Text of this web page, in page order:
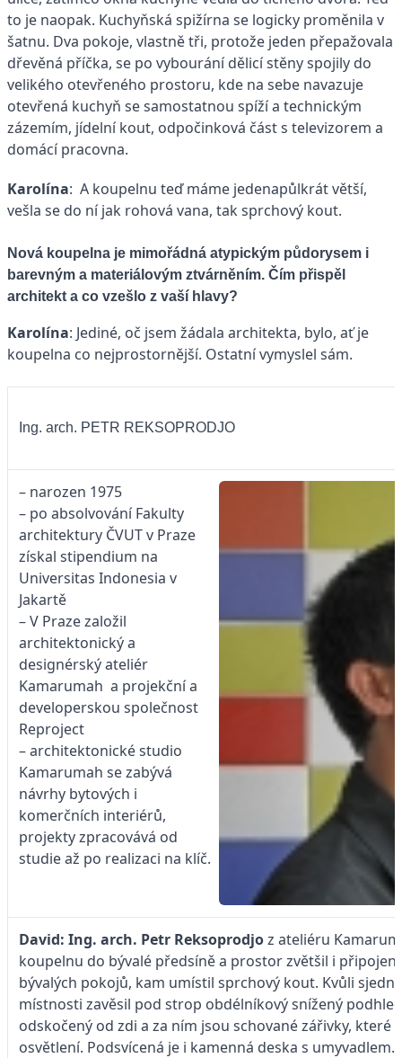
to je naopak. Kuchyňská spižírna se logicky proměnila v
šatnu. Dva pokoje, vlastně tři, protože jeden přepažovala
dřevěná příčka, se po vybourání dělicí stěny spojily do
velikého otevřeného prostoru, kde na sebe navazuje
otevřená kuchyň se samostatnou spíží a technickým
zázemím, jídelní kout, odpočinková část s televizorem a
domácí pracovna.
Karolína: A koupelnu teď máme jedenapůlkrát větší,
vešla se do ní jak rohová vana, tak sprchový kout.
Nová koupelna je mimořádná atypickým půdorysem i
barevným a materiálovým ztvárněním. Čím přispěl
architekt a co vzešlo z vaší hlavy?
Karolína: Jediné, oč jsem žádala architekta, bylo, ať je
koupelna co nejprostornější. Ostatní vymyslel sám.
Ing. arch. PETR REKSOPRODJO
– narozen 1975
– po absolvování Fakulty
architektury ČVUT v Praze
získal stipendium na
Universitas Indonesia v
Jakartě
– V Praze založil
architektonický a
designérský ateliér
Kamarumah a projekční a
developerskou společnost
Reproject
– architektonické studio
Kamarumah se zabývá
návrhy bytových i
komerčních interiérů,
projekty zpracovává od
studie až po realizaci na klíč.
David: Ing. arch. Petr Reksoprodjoz ateliéru
koupelnu do bývalé předsíně a prostor zvětšil i
bývalých pokojů, kam umístil sprchový kout. Kvůli
místnosti zavěsil pod strop obdélníkový snížený
odskočený od zdi a za ním jsou schované zářivky,
osvětlení. Podsvícená je i kamenná deska s umyvadlem.